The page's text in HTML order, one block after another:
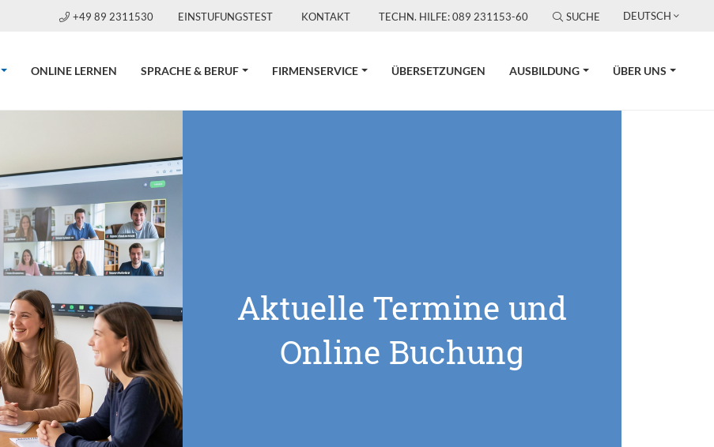
+49 89 2311530 EINSTUFUNGSTEST KONTAKT TECHN. HILFE: 089 231153-60 SUCHE DEUTSCH
(CURRENT)ONLINE LERNEN SPRACHE & BERUF FIRMENSERVICE ÜBERSETZUNGEN AUSBILDUNG ÜBER UNS
Aktuelle Termine und
Online Buchung